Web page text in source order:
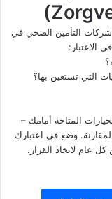
التأمين الصحي في
الاعتبار:
التي تستعين بها؟
المتاحة أمامك –
. وضع في اعتبارك
عام لاتخاذ القرار.